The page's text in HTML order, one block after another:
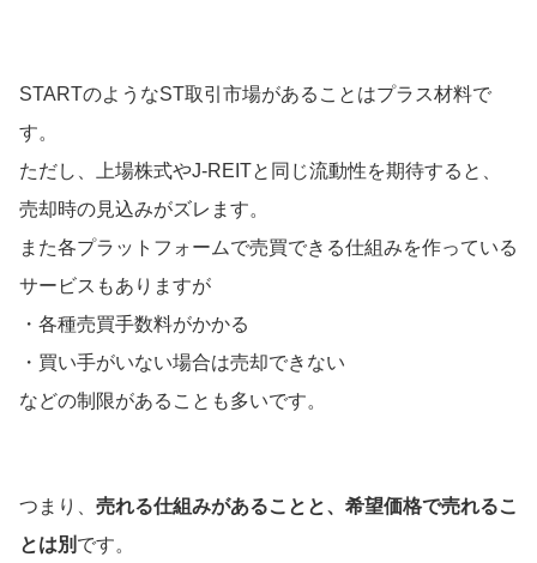
STARTのようなST取引市場があることはプラス材料で
す。
ただし、上場株式やJ-REITと同じ流動性を期待すると、
売却時の見込みがズレます。
また各プラットフォームで売買できる仕組みを作っている
サービスもありますが
・各種売買手数料がかかる
・買い手がいない場合は売却できない
などの制限があることも多いです。
つまり、 売れる仕組みがあることと、希望価格で売れるこ
とは別 です。